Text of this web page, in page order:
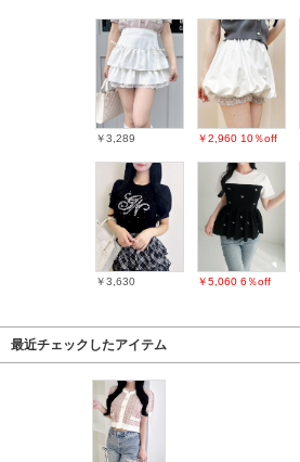
￥3,289 ￥2,960 10％off
￥3,630 ￥5,060 6％off
最近チェックしたアイテム